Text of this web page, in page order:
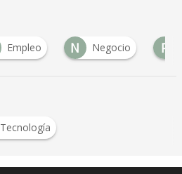
Empleo N Negocio P
Tecnología